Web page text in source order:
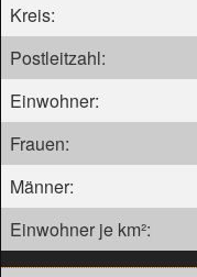
Kreis:
Postleitzahl:
Einwohner:
Frauen:
Männer:
Einwohner je km²: